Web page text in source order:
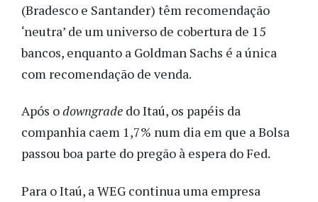
(Bradesco e Santander) têm recomendação
‘neutra’ de um universo de cobertura de 15
bancos, enquanto a Goldman Sachs é a única
com recomendação de venda.
Após odowngrade do Itaú, os papéis da
companhia caem 1,7% num dia em que a Bolsa
passou boa parte do pregão à espera do Fed.
Para o Itaú, a WEG continua uma empresa